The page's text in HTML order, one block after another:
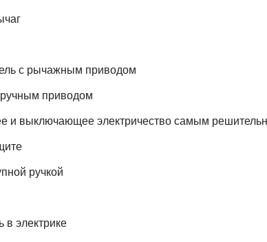
с рычажным приводом
ручным приводом
и выключающее электричество самым
ручкой
электрике